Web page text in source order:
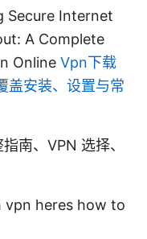
Secure Internet
A Complete
Online Vpn下载
盖安装、设置与常
南、VPN 选择、
vpn heres how to